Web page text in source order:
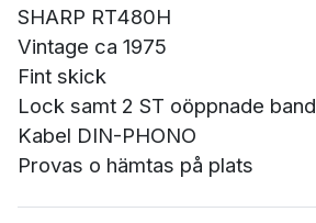
SHARP RT480H
Vintage ca 1975
Fint skick
Lock samt 2 ST oöppnade band
Kabel DIN-PHONO
Provas o hämtas på plats